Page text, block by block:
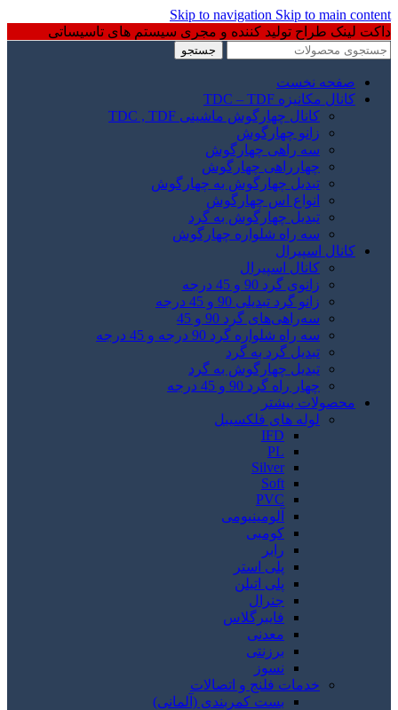
Skip to navigation Skip to main content
داکت لینک طراح تولید کننده و مجری سیستم های تاسیساتی
جستجو
صفحه نخست
کانال مکانیزه TDC – TDF
کانال چهارگوش ماشینی TDC , TDF
زانو چهارگوش
سه راهی چهارگوش
چهارراهی چهارگوش
تبدیل چهارگوش به چهارگوش
انواع اس چهارگوش
تبدیل چهارگوش به گرد
سه راه شلواره چهارگوش
کانال اسپیرال
کانال اسپیرال
زانوی گرد 90 و 45 درجه
زانو گرد تبدیلی 90 و 45 درجه
سه‌راهی‌های گرد 90 و 45
سه راه شلواره گرد 90 درجه و 45 درجه
تبدیل گرد به گرد
تبدیل چهارگوش به گرد
چهار راه گرد 90 و 45 درجه
محصولات بیشتر
لوله های فلکسیبل
IFD
PL
Silver
Soft
PVC
آلومینیومی
کومبی
رابر
پلی استر
پلی اتیلن
جنرال
فایبرگلاس
معدنی
برزنتی
نسوز
خدمات فلنج و اتصالات
بست کمربندی (آلمانی)